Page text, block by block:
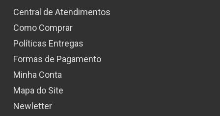
Central de Atendimentos
Como Comprar
Políticas Entregas
Formas de Pagamento
Minha Conta
Mapa do Site
Newletter